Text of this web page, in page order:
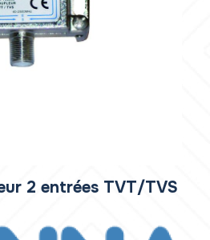
2 entrées TVT/TVS